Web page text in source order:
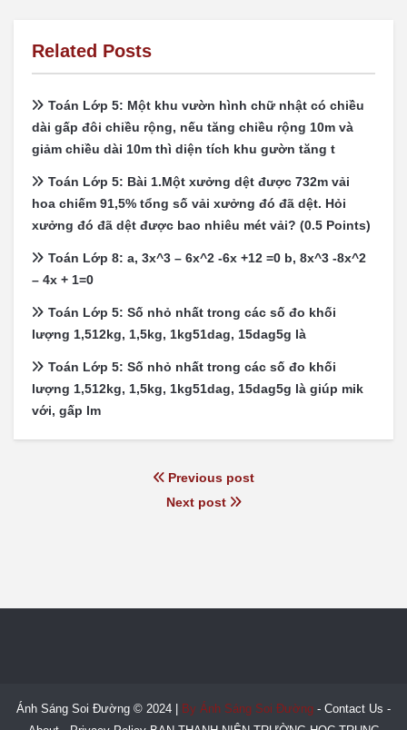
Related Posts
Toán Lớp 5: Một khu vườn hình chữ nhật có chiều
dài gấp đôi chiều rộng, nếu tăng chiều rộng 10m và
giảm chiều dài 10m thì diện tích khu gườn tăng t
Toán Lớp 5: Bài 1.Một xưởng dệt được 732m vải
hoa chiếm 91,5% tổng số vải xưởng đó đã dệt. Hỏi
xưởng đó đã dệt được bao nhiêu mét vải? (0.5 Points)
Toán Lớp 8: a, 3x^3 – 6x^2 -6x +12 =0 b, 8x^3 -8x^2
– 4x + 1=0
Toán Lớp 5: Số nhỏ nhất trong các số đo khối
lượng 1,512kg, 1,5kg, 1kg51dag, 15dag5g là
Toán Lớp 5: Số nhỏ nhất trong các số đo khối
lượng 1,512kg, 1,5kg, 1kg51dag, 15dag5g là giúp mik
với, gấp lm
Previous post
Next post
Ánh Sáng Soi Đường © 2024 | By Ánh Sáng Soi Đường - Contact Us -